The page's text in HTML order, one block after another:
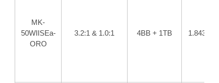
MK-
50WIISEa-
ORO
3.2:1 & 1.0:1 4BB + 1TB 1.843